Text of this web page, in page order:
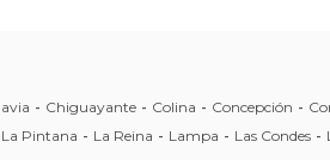
- Chiguayante - Colina - Concepción -
La Pintana - La Reina - Lampa - Las Condes -